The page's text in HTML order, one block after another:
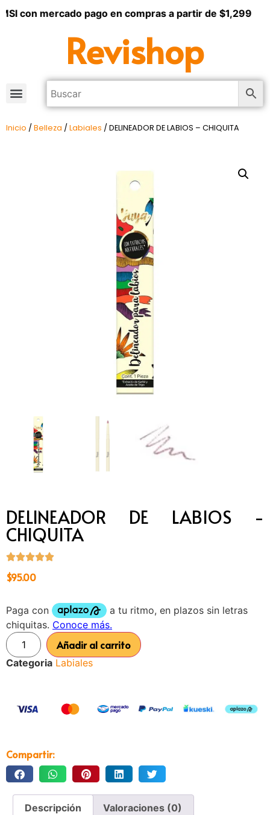
con mercado pago en compras a partir de $1,299
Revishop
Inicio / Belleza / Labiales / DELINEADOR DE LABIOS – CHIQUITA
DELINEADOR DE LABIOS -
CHIQUITA
$95.00
Añadir al carrito
Categoria Labiales
Compartir:
Descripción Valoraciones (0)